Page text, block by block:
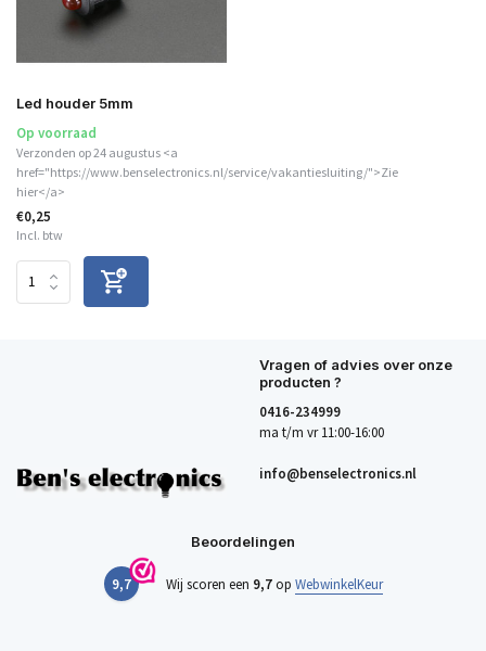
Led houder 5mm
Op voorraad
Verzonden op 24 augustus <a
href="https://www.benselectronics.nl/service/vakantiesluiting/">Zie
hier</a>
€0,25
Incl. btw
Vragen of advies over onze
producten ?
0416-234999
ma t/m vr 11:00-16:00
info@benselectronics.nl
Beoordelingen
9,7 Wij scoren een 9,7op WebwinkelKeur